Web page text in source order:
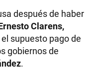
después de haber
Clarens,
supuesto pago de
gobiernos de
.